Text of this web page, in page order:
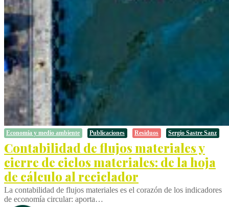
Economía y medio ambiente Publicaciones Residuos Sergio Sastre Sanz
Contabilidad de flujos materiales y
cierre de ciclos materiales: de la hoja
de cálculo al reciclador
La contabilidad de flujos materiales es el corazón de los indicadores
de economía circular: aporta…